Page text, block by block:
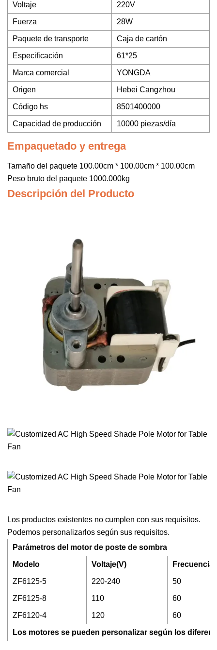
Voltaje 220V
Fuerza 28W
Paquete de transporte Caja de cartón
Especificación 61*25
Marca comercial YONGDA
Origen Hebei Cangzhou
Código hs 8501400000
Capacidad de producción 10000 piezas/día
Empaquetado y entrega
Tamaño del paquete 100.00cm * 100.00cm * 100.00cm
Peso bruto del paquete 1000.000kg
Descripción del Producto
Los productos existentes no cumplen con sus requisitos.
Podemos personalizarlos según sus requisitos.
Parámetros del motor de poste de sombra
Modelo Voltaje(V) Frecuencia
ZF6125-5 220-240 50
ZF6125-8 110 60
ZF6120-4 120 60
Los motores se pueden personalizar según los